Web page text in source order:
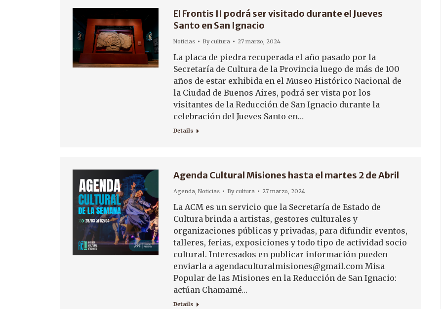
El Frontis II podrá ser visitado durante el Jueves
Santo en San Ignacio
Noticias Bycultura 27 marzo, 2024
La placa de piedra recuperada el año pasado por la
Secretaría de Cultura de la Provincia luego de más de 100
años de estar exhibida en el Museo Histórico Nacional de
la Ciudad de Buenos Aires, podrá ser vista por los
visitantes de la Reducción de San Ignacio durante la
celebración del Jueves Santo en…
Details
Agenda Cultural Misiones hasta el martes 2 de Abril
Agenda, Noticias Bycultura 27 marzo, 2024
La ACM es un servicio que la Secretaría de Estado de
Cultura brinda a artistas, gestores culturales y
organizaciones públicas y privadas, para difundir eventos,
talleres, ferias, exposiciones y todo tipo de actividad socio
cultural. Interesados en publicar información pueden
enviarla a agendaculturalmisiones@gmail.com Misa
Popular de las Misiones en la Reducción de San Ignacio:
actúan Chamamé…
Details